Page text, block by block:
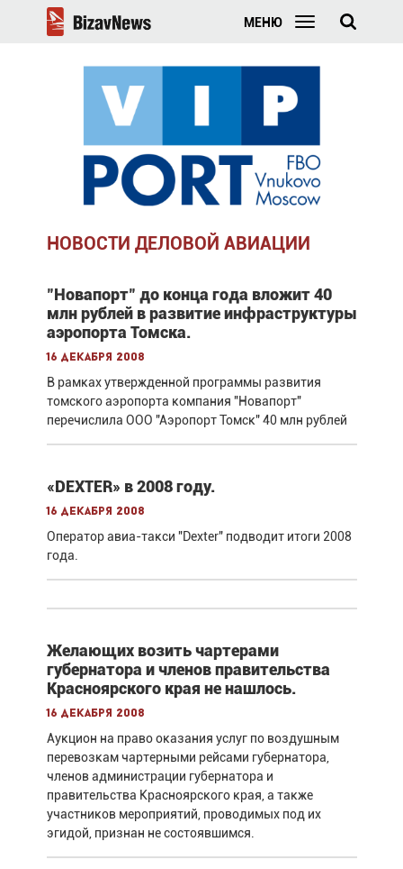
МЕНЮ
НОВОСТИ ДЕЛОВОЙ АВИАЦИИ
"Новапорт" до конца года вложит 40
млн рублей в развитие инфраструктуры
аэропорта Томска.
16 декабря 2008
В рамках утвержденной программы развития
томского аэропорта компания "Новапорт"
перечислила ООО "Аэропорт Томск" 40 млн рублей
«DEXTER» в 2008 году.
16 декабря 2008
Оператор авиа-такси "Dexter" подводит итоги 2008
года.
Желающих возить чартерами
губернатора и членов правительства
Красноярского края не нашлось.
16 декабря 2008
Аукцион на право оказания услуг по воздушным
перевозкам чартерными рейсами губернатора,
членов администрации губернатора и
правительства Красноярского края, а также
участников мероприятий, проводимых под их
эгидой, признан не состоявшимся.